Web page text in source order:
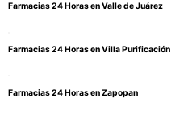
Farmacias 24 Horas en Valle de Juárez
Farmacias 24 Horas en Villa Purificación
Farmacias 24 Horas en Zapopan